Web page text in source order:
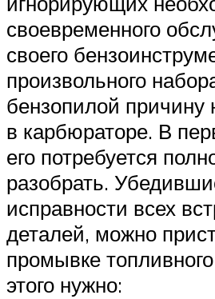
своевременного
своего
произвольного
бензопилой причину
в карбюраторе. В
его потребуется
разобрать.
исправности всех
деталей, можно
промывке
этого нужно: